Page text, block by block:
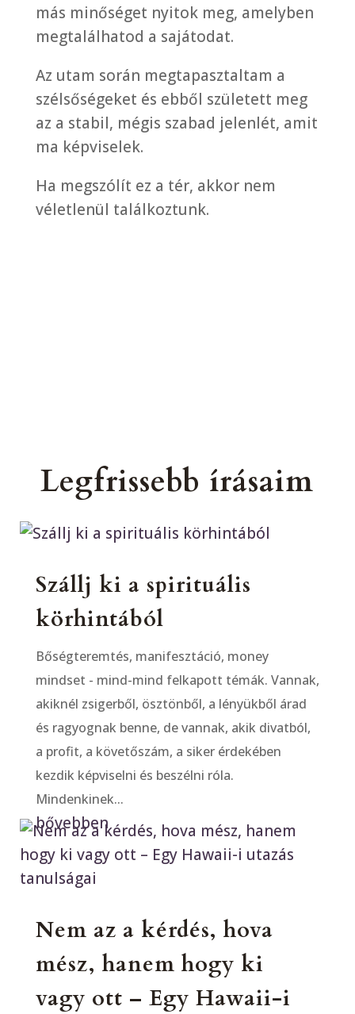
más minőséget nyitok meg, amelyben
megtalálhatod a sajátodat.
Az utam során megtapasztaltam a
szélsőségeket és ebből született meg
az a stabil, mégis szabad jelenlét, amit
ma képviselek.
Ha megszólít ez a tér, akkor nem
véletlenül találkoztunk.
Legfrissebb írásaim
Szállj ki a spirituális
körhintából
Bőségteremtés, manifesztáció, money
mindset - mind-mind felkapott témák. Vannak,
akiknél zsigerből, ösztönből, a lényükből árad
és ragyognak benne, de vannak, akik divatból,
a profit, a követőszám, a siker érdekében
kezdik képviselni és beszélni róla.
Mindenkinek...
bővebben
Nem az a kérdés, hova
mész, hanem hogy ki
vagy ott – Egy Hawaii-i